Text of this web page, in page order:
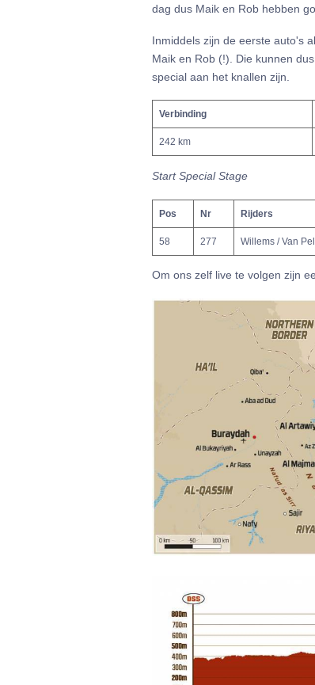
dag dus Maik en Rob hebben
Inmiddels zijn de eerste auto's
Maik en Rob (!). Die kunnen
special aan het knallen zijn.
Verbinding
242 km
Start Special Stage
Pos Nr Rijders
58 277 Willems / Van
Om ons zelf live te volgen zijn